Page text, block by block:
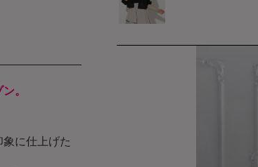
。
に仕上げた